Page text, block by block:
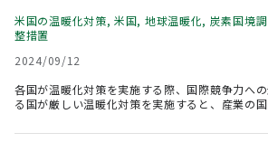
米国の温暖化対策,米国, 地球温暖化, 炭素国境調
整措置
2024/09/12
各国が温暖化対策を実施する際、国際競争力へ
る国が厳しい温暖化対策を実施すると、産業の
品が産業競争の面で相対的に不利になるからで